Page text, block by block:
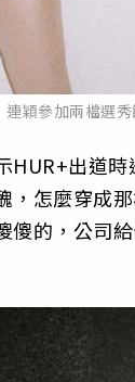
連穎參加兩檔選
HUR+出道
，怎麼穿成
傻的，公司